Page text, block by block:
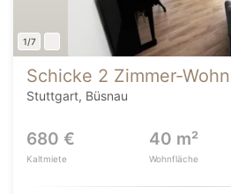
1/7
Schicke 2 Zimmer-
Stuttgart, Büsnau
680 €
Kaltmiete
40 m²
Wohnfläche